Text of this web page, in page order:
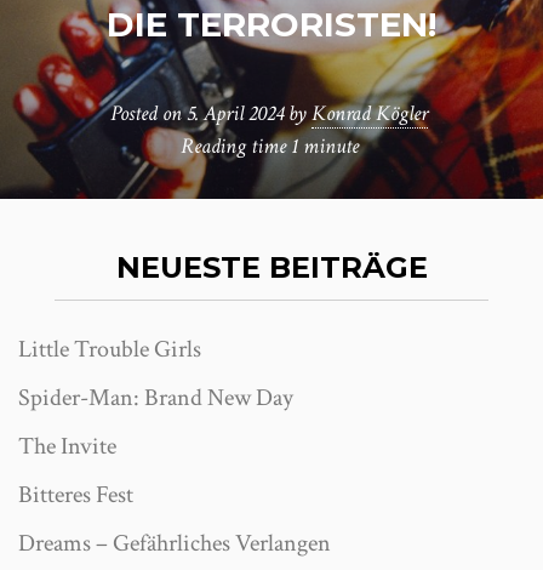
DIE TERRORISTEN!
Posted on5. April 2024 byKonrad Kögler
Reading time1 minute
NEUESTE BEITRÄGE
Little Trouble Girls
Spider-Man: Brand New Day
The Invite
Bitteres Fest
Dreams – Gefährliches Verlangen